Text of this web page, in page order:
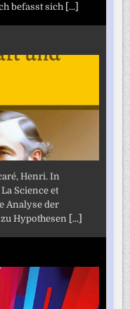
befasst sich
[...]
Henri. In
Science et
Analyse der
Hypothesen
[...]